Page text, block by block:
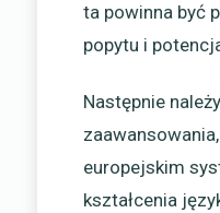
ta powinna być
popytu i
Następnie
europejskim
kształcenia